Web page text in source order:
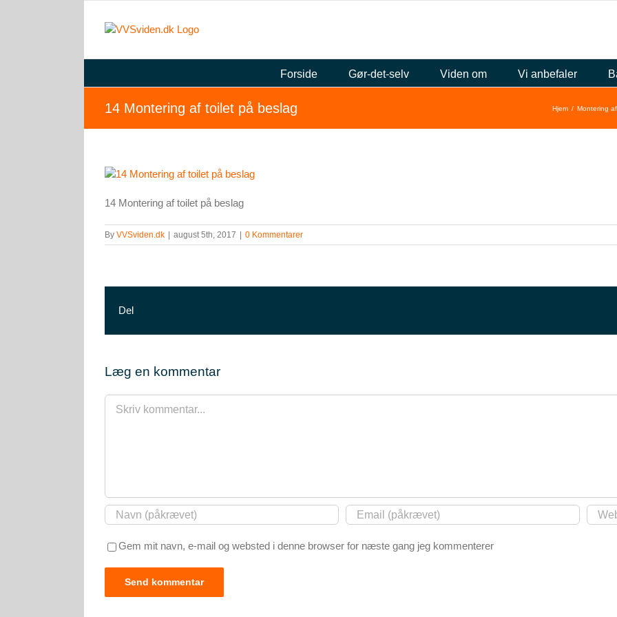
Forside Gør-det-selv Viden om Vi anbefaler
14 Montering af toilet på beslag Hjem Montering
14 Montering af toilet på beslag
By VVSviden.dk august 5th, 2017 0 Kommentarer
Del
Læg en kommentar
Comment
Gem mit navn, e-mail og websted i denne browser for næste gang jeg kommenterer